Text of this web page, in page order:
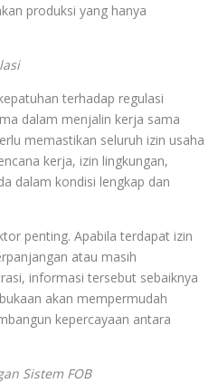
produksi yang hanya
terhadap regulasi
dalam menjalin kerja sama
memastikan seluruh izin usaha
kerja, izin lingkungan,
dalam kondisi lengkap dan
penting. Apabila terdapat izin
atau masih
informasi tersebut sebaiknya
akan mempermudah
kepercayaan antara
Sistem FOB